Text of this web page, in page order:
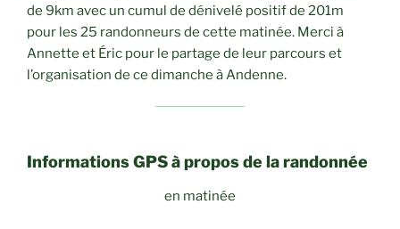
de 9km avec un cumul de dénivelé positif de 201m
pour les 25 randonneurs de cette matinée. Merci à
Annette et Éric pour le partage de leur parcours et
l’organisation de ce dimanche à Andenne.
Informations GPS à propos de la randonnée
en matinée